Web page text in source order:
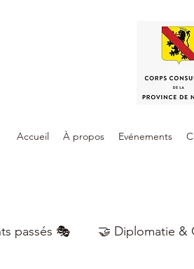
Accueil À propos Evénements
passés 🎭 🤝 Diplomatie &